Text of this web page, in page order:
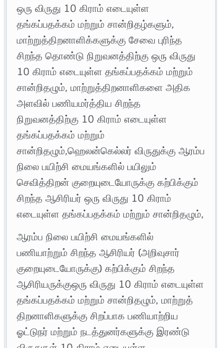
ஒரு விருது 10 கிராம் எடையுள்ள
தங்கப்பதக்கம் மற்றும் சான்றிதழ்களும்,
மாற்றுத்திறனாளிக்களுக்கு சேவை புரிந்த
சிறந்த தொண்டு நிறுவனத்திற்கு ஒரு விருது
10 கிராம் எடையுள்ள தங்கப்பதக்கம் மற்றும்
சான்றிதழும், மாற்றுத்திறனாளிகளை அதிக
அளவில் பணியமர்த்திய சிறந்த
நிறுவனத்திற்கு 10 கிராம் எடையுள்ள
தங்கப்பதக்கம் மற்றும்
சான்றிதழும்,ஹெலன்கெல்லர் விருதுக்கு ஆரம்ப
நிலை பயிற்சி மையங்களில் பயிலும்
செவித்திறன் குறையுடையோருக்கு கற்பிக்கும்
சிறந்த ஆசிரியர் ஒரு விருது 10 கிராம்
எடையுள்ள தங்கப்பதக்கம் மற்றும் சான்றிதழும்,
ஆரம்ப நிலை பயிற்சி மையங்களில்
பணியாற்றும் சிறந்த ஆசிரியர் (அறிவுசார்
குறையுடையோருக்கு) கற்பிக்கும் சிறந்த
ஆசிரியருக்குஒரு விருது 10 கிராம் எடையுள்ள
தங்கப்பதக்கம் மற்றும் சான்றிதழும், மாற்றுத்
திறனாளிகளுக்கு சிறப்பாக பணியாற்றிய
ஓட்டுநர் மற்றும் நடத்துனர்களுக்கு இரண்டு